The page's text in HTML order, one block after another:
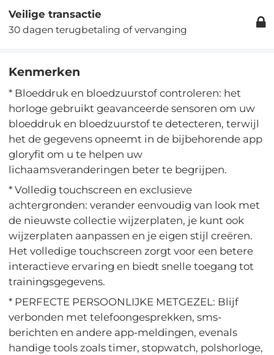
Veilige transactie
30 dagen terugbetaling of vervanging
Kenmerken
* Bloeddruk en bloedzuurstof controleren: het
horloge gebruikt geavanceerde sensoren om uw
bloeddruk en bloedzuurstof te detecteren, terwijl
het de gegevens opneemt in de bijbehorende app
gloryfit om u te helpen uw
lichaamsveranderingen beter te begrijpen.
* Volledig touchscreen en exclusieve
achtergronden: verander eenvoudig van look met
de nieuwste collectie wijzerplaten, je kunt ook
wijzerplaten aanpassen en je eigen stijl creëren.
Het volledige touchscreen zorgt voor een betere
interactieve ervaring en biedt snelle toegang tot
trainingsgegevens.
* PERFECTE PERSOONLIJKE METGEZEL: Blijf
verbonden met telefoongesprekken, sms-
berichten en andere app-meldingen, evenals
handige tools zoals timer, stopwatch, polshorloge,